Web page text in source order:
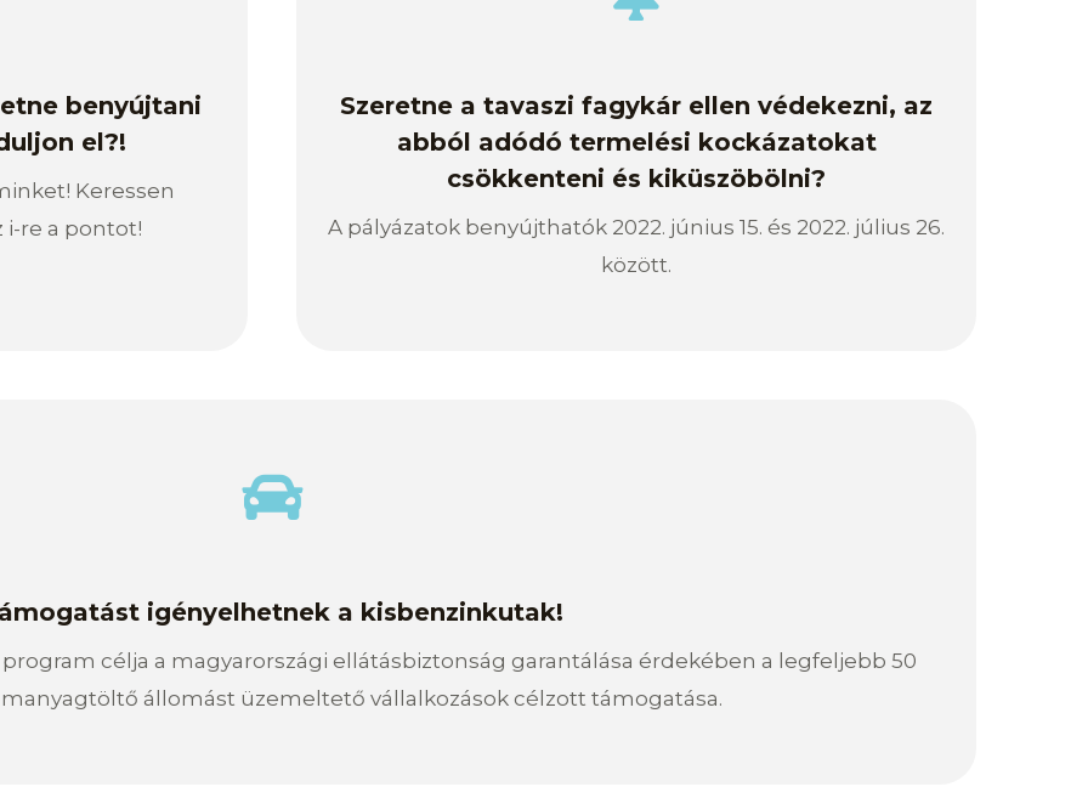
benyújtani
el?!
Keressen
i-re a pontot!
Szeretne a tavaszi fagykár ellen védekezni, az
abból adódó termelési kockázatokat
csökkenteni és kiküszöbölni?
A pályázatok benyújthatók 2022. június 15. és 2022. július 26.
között.
igényelhetnek a kisbenzinkutak!
célja a magyarországi ellátásbiztonság garantálása érdekében a legfeljebb 50
állomást üzemeltető vállalkozások célzott támogatása.